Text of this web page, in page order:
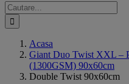
Cautare...
Acasa
Giant Duo Twist XXL –
(1300GSM) 90x60cm
Double Twist 90x60cm